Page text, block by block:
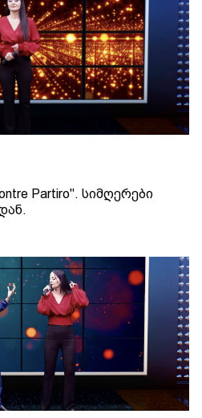
Partiro". სიმღერები